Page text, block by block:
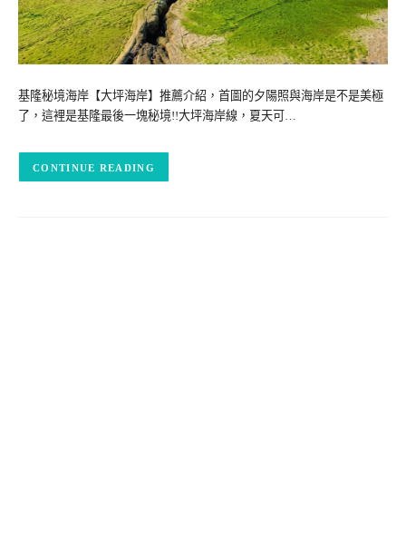
基隆秘境海岸【大坪海岸】推薦介紹，首圖的夕陽照與海岸是不是美極
了，這裡是基隆最後一塊秘境!!大坪海岸線，夏天可…
CONTINUE READING